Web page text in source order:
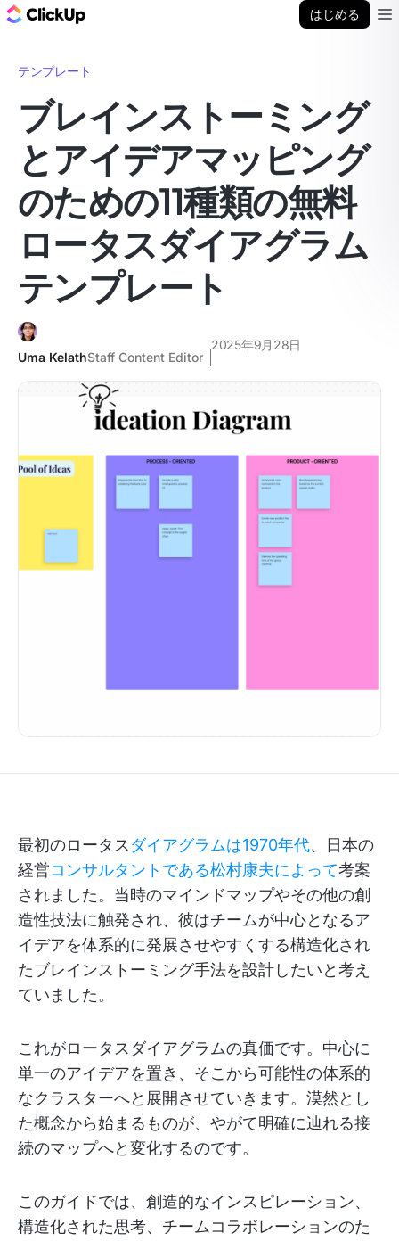
はじめる
テンプレート
ブレインストーミング
とアイデアマッピング
のための11種類の無料
ロータスダイアグラム
テンプレート
Uma KelathStaff Content Editor
2025年9月28日
最初のロータス ダイアグラムは1970年代、日本の
経営コンサルタントである松村康夫によって考案
されました。当時のマインドマップやその他の創
造性技法に触発され、彼はチームが中心となるア
イデアを体系的に発展させやすくする構造化され
たブレインストーミング手法を設計したいと考え
ていました。
これがロータスダイアグラムの真価です。中心に
単一のアイデアを置き、そこから可能性の体系的
なクラスターへと展開させていきます。漠然とし
た概念から始まるものが、やがて明確に辿れる接
続のマップへと変化するのです。
このガイドでは、創造的なインスピレーション、
構造化された思考、チームコラボレーションのた